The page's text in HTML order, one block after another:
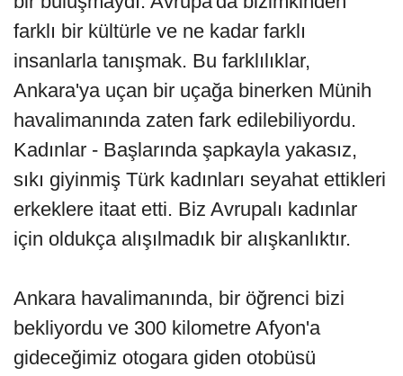
farklı bir kültürle ve ne kadar farklı
insanlarla tanışmak. Bu farklılıklar,
Ankara'ya uçan bir uçağa binerken Münih
havalimanında zaten fark edilebiliyordu.
Kadınlar - Başlarında şapkayla yakasız,
sıkı giyinmiş Türk kadınları seyahat ettikleri
erkeklere itaat etti. Biz Avrupalı ​​kadınlar
için oldukça alışılmadık bir alışkanlıktır.
Ankara havalimanında, bir öğrenci bizi
bekliyordu ve 300 kilometre Afyon'a
gideceğimiz otogara giden otobüsü